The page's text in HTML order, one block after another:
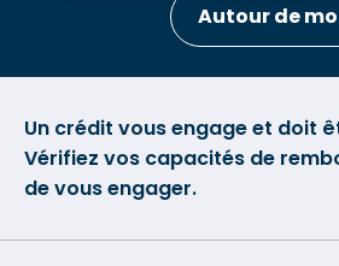
Autour de
Un crédit vous engage et doit
Vérifiez vos capacités de
de vous engager.